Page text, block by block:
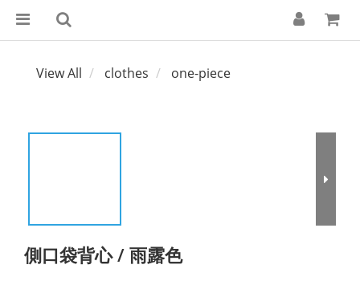
View All clothes one-piece
側口袋背心 / 雨露色